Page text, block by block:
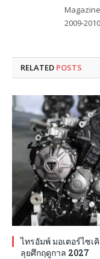
2009-2010
RELATED POSTS
ไทรอัมพ์ มอเตอร์ไซ
ลุยศึกฤดูกาล 2027